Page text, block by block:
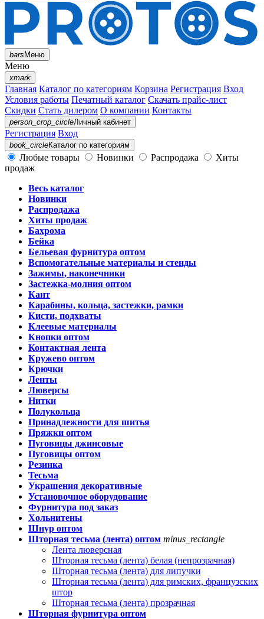
barsМеню
Меню
xmark
Главная Каталог по категориям Корзина Регистрация Вход
Условия работы Печатный каталог Скачать прайс-лист
Скидки Стать дилером О компании Контакты
person_crop_circleЛичный кабинет
Регистрация Вход
book_circleКаталог по категориям
Любые товары Новинки Распродажа
Хиты
продаж
Весь каталог
Новинки
Распродажа
Хиты продаж
Бахрома
Бейка
Бельевая фурнитура оптом
Вспомогательные материалы и стенды
Зажимы, наконечники
Застежка-молния оптом
Кант
Карабины, кольца, застежки, рамки
Кисти, подхваты
Клеевые материалы
Кнопки оптом
Контактная лента
Кружево оптом
Крючки
Ленты
Люверсы
Нитки
Полукольца
Принадлежности для шитья
Пряжки оптом
Пуговицы джинсовые
Пуговицы оптом
Резинка
Тесьма
Украшения декоративные
Установочное оборудование
Фурнитура под заказ
Хольнитены
Шнур оптом
Шторная тесьма (лента) оптом minus_rectangle
Лента люверсная
Шторная тесьма (лента) белая (непрозрачная)
Шторная тесьма (лента) для липучки
Шторная тесьма (лента) для римских, французских
штор
Шторная тесьма (лента) прозрачная
Шторная фурнитура оптом